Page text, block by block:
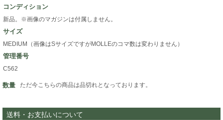
コンディション
新品。※画像のマガジンは付属しません。
サイズ
MEDIUM（画像はSサイズですがMOLLEのコマ数は変わりません）
管理番号
C562
数量 ただ今こちらの商品は品切れとなっております。
送料・お支払いについて